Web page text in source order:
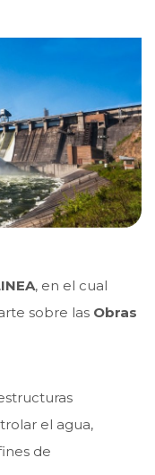
, en el cual
sobre las Obras
el agua,
de